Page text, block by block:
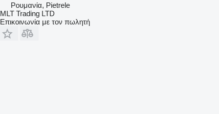
Ρουμανία, Pietrele
MLT Trading LTD
Επικοινωνία με τον πωλητή